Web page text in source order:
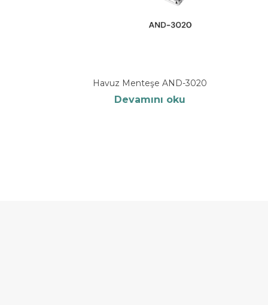
Havuz Menteşe AND-3020
Devamını oku